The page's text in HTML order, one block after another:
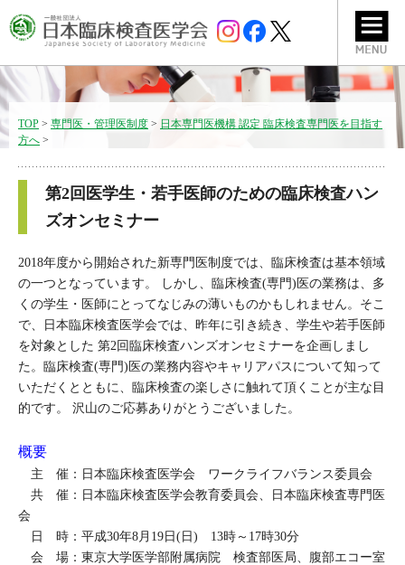
TOP > 専門医・管理医制度 > 日本専門医機構 認定 臨床検査専門医を目指す
方へ >
第2回医学生・若手医師のための臨床検査ハン
ズオンセミナー
2018年度から開始された新専門医制度では、臨床検査は基本領域
の一つとなっています。 しかし、臨床検査(専門)医の業務は、多
くの学生・医師にとってなじみの薄いものかもしれません。そこ
で、日本臨床検査医学会では、昨年に引き続き、学生や若手医師
を対象とした 第2回臨床検査ハンズオンセミナーを企画しまし
た。臨床検査(専門)医の業務内容やキャリアパスについて知って
いただくとともに、臨床検査の楽しさに触れて頂くことが主な目
的です。 沢山のご応募ありがとうございました。
概要
主 催：日本臨床検査医学会 ワークライフバランス委員会
共 催：日本臨床検査医学会教育委員会、日本臨床検査専門医
会
日 時：平成30年8月19日(日) 13時～17時30分
会 場：東京大学医学部附属病院 検査部医局、腹部エコー室